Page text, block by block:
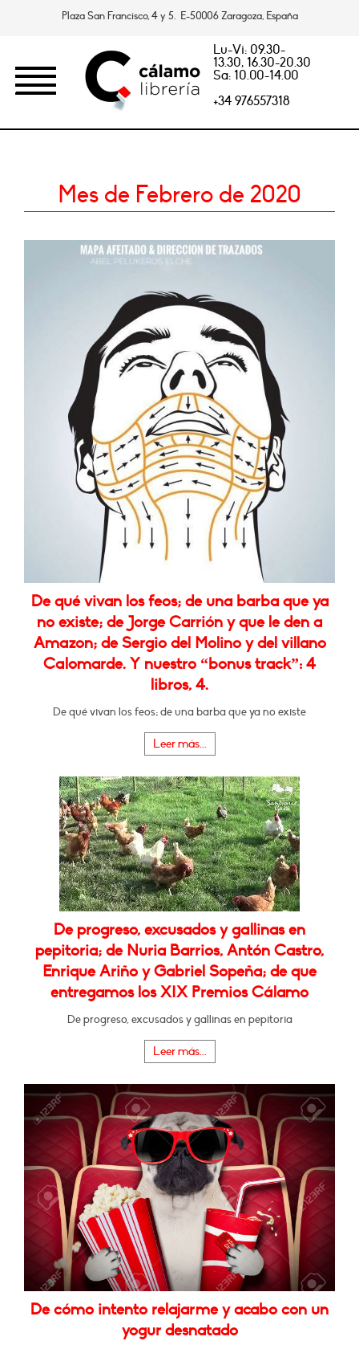
Plaza San Francisco, 4 y 5. E-50006 Zaragoza, España
Lu-Vi: 09.30-
13.30, 16.30-20.30
Sa: 10.00-14.00
+34 976557318
Mes de Febrero de 2020
De qué vivan los feos; de una barba que ya
no existe; de Jorge Carrión y que le den a
Amazon; de Sergio del Molino y del villano
Calomarde. Y nuestro “bonus track”: 4
libros, 4.
De qué vivan los feos; de una barba que ya no existe
Leer más...
De progreso, excusados y gallinas en
pepitoria; de Nuria Barrios, Antón Castro,
Enrique Ariño y Gabriel Sopeña; de que
entregamos los XIX Premios Cálamo
De progreso, excusados y gallinas en pepitoria
Leer más...
De cómo intento relajarme y acabo con un
yogur desnatado